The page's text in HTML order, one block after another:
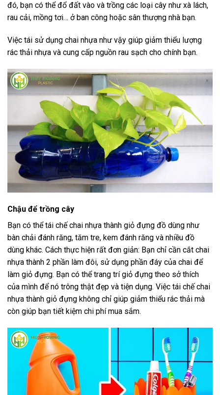
đó, bạn có thể đổ đất vào và trồng các loại cây như xà lách,
rau cải, mồng tơi… ở ban công hoặc sân thượng nhà bạn.
Việc tái sử dụng chai nhựa như vậy giúp giảm thiểu lượng
rác thải nhựa và cung cấp nguồn rau sạch cho chính bạn.
Chậu để trồng cây
Bạn có thể tái chế chai nhựa thành giỏ đựng đồ dùng như
bàn chải đánh răng, tăm tre, kem đánh răng và nhiều đồ
dùng khác. Cách thực hiện rất đơn giản: Bạn chỉ cần cắt chai
nhựa thành 2 phần làm đôi, sử dụng phần đáy của chai để
làm giỏ đựng. Bạn có thể trang trí giỏ đựng theo sở thích
của mình để nó trông thật đẹp và tiện dụng. Việc tái chế chai
nhựa thành giỏ đựng không chỉ giúp giảm thiểu rác thải mà
còn giúp bạn tiết kiệm chi phí mua sắm.